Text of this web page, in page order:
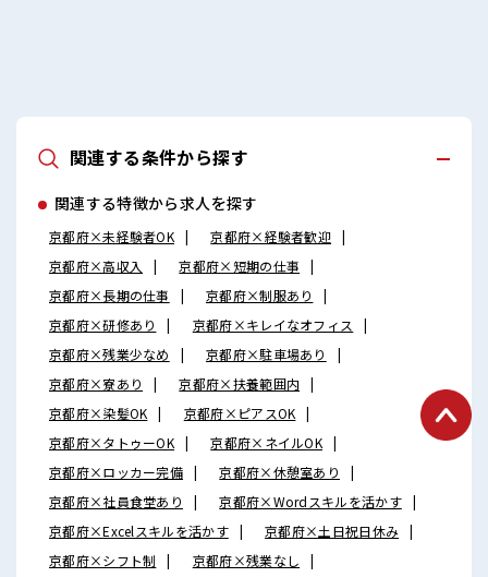
関連する条件から探す
関連する特徴から求人を探す
京都府×未経験者OK
京都府×経験者歓迎
京都府×高収入
京都府×短期の仕事
京都府×長期の仕事
京都府×制服あり
京都府×研修あり
京都府×キレイなオフィス
京都府×残業少なめ
京都府×駐車場あり
京都府×寮あり
京都府×扶養範囲内
京都府×染髪OK
京都府×ピアスOK
京都府×タトゥーOK
京都府×ネイルOK
京都府×ロッカー完備
京都府×休憩室あり
京都府×社員食堂あり
京都府×Wordスキルを活かす
京都府×Excelスキルを活かす
京都府×土日祝日休み
京都府×シフト制
京都府×残業なし